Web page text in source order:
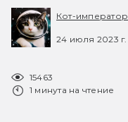
Кот-император
24 июля 2023 г.
15463
1 минута на чтение